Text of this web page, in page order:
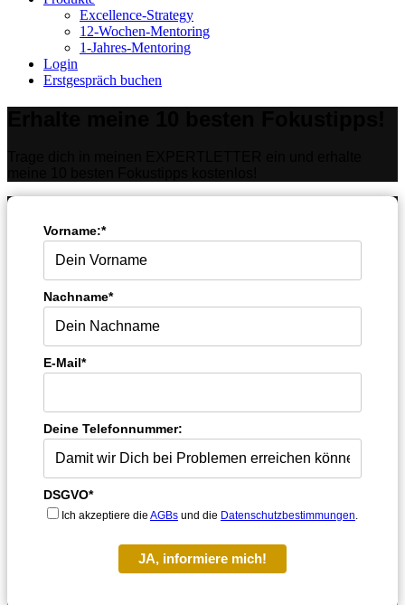
Excellence-Strategy
12-Wochen-Mentoring
1-Jahres-Mentoring
Login
Erstgespräch buchen
Vorname:*
Nachname*
E-Mail*
Deine Telefonnummer:
DSGVO*
Ich akzeptiere die AGBs und die Datenschutzbestimmungen.
JA, informiere mich!